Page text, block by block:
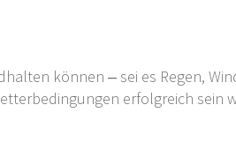
können – sei es Regen,
erfolgreich sein